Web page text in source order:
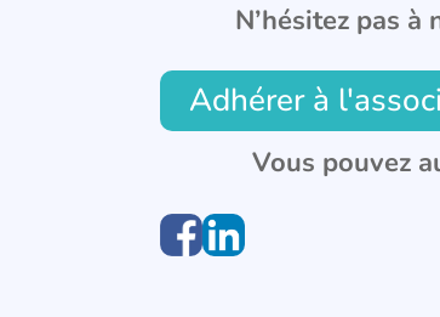
N’hésitez pas
Adhérer à
Vous pouvez